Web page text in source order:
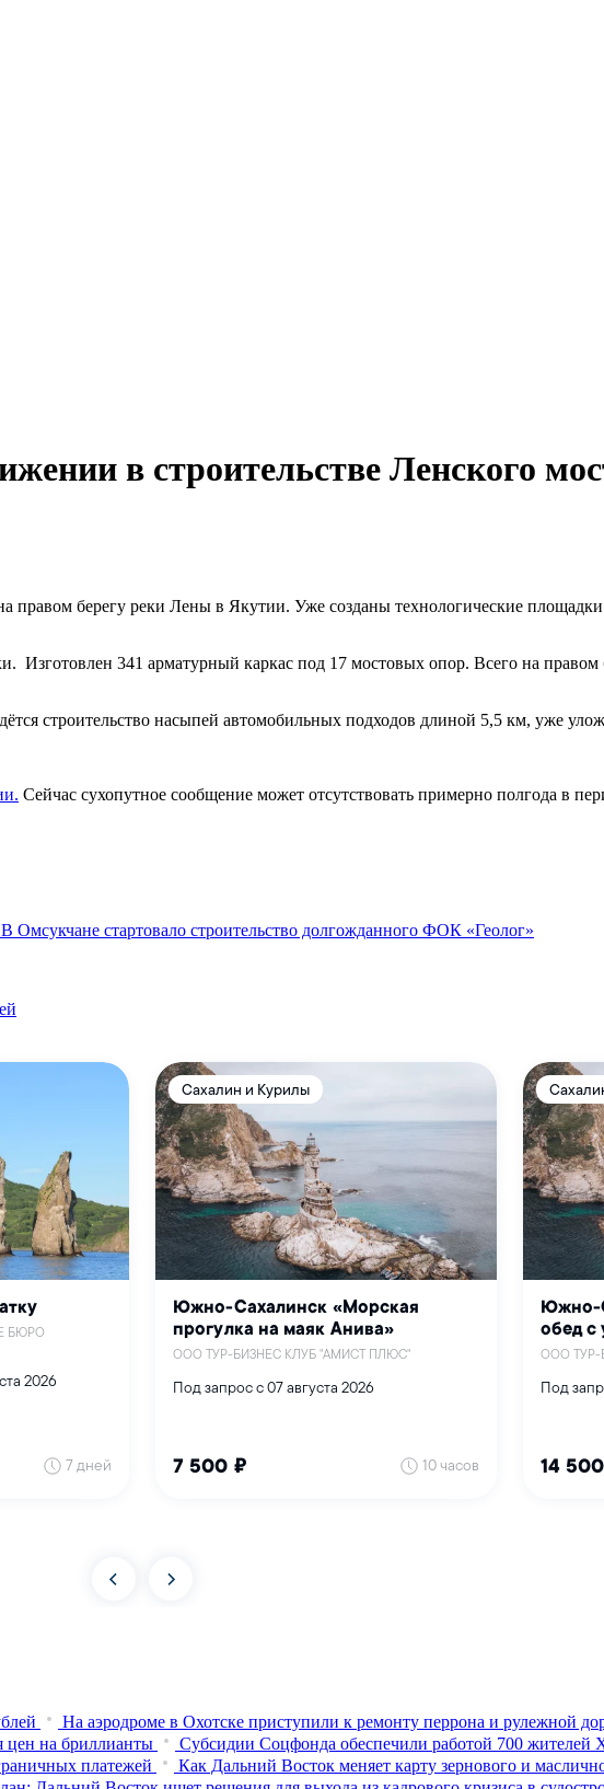
в строительстве Ленского
правом берегу реки Лены в Якутии. Уже созданы технологические
Изготовлен 341 арматурный каркас под 17 мостовых опор. Всего на правом
строительство насыпей автомобильных подходов длиной 5,5 км, уже
Сейчас сухопутное сообщение может отсутствовать примерно полгода в
В Омсукчане стартовало строительство долгожданного ФОК «Геолог»
На аэродроме в Охотске приступили к ремонту перрона и рулежной
цен на бриллианты
Субсидии Соцфонда обеспечили работой 700 жителей
платежей
Как Дальний Восток меняет карту зернового и